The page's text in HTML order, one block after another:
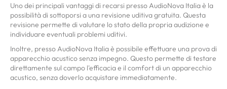
Uno dei principali vantaggi di recarsi presso AudioNova Italia è la
possibilità di sottoporsi a una revisione uditiva gratuita. Questa
revisione permette di valutare lo stato della propria audizione e
individuare eventuali problemi uditivi.
Inoltre, presso AudioNova Italia è possibile effettuare una prova di
apparecchio acustico senza impegno. Questo permette di testare
direttamente sul campo l'efficacia e il comfort di un apparecchio
acustico, senza doverlo acquistare immediatamente.